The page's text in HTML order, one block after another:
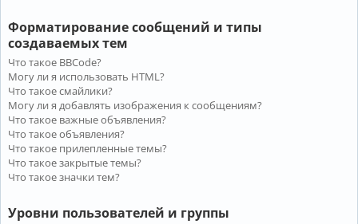
Форматирование сообщений и типы
создаваемых тем
Что такое BBCode?
Могу ли я использовать HTML?
Что такое смайлики?
Могу ли я добавлять изображения к сообщениям?
Что такое важные объявления?
Что такое объявления?
Что такое прилепленные темы?
Что такое закрытые темы?
Что такое значки тем?
Уровни пользователей и группы